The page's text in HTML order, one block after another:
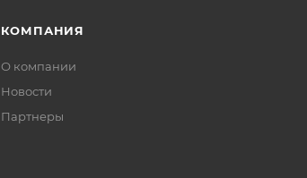
КОМПАНИЯ
О компании
Новости
Партнеры